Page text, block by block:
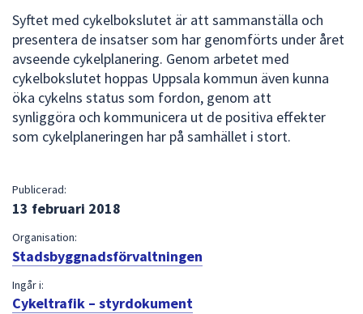
Syftet med cykelbokslutet är att sammanställa och
presentera de insatser som har genomförts under året
avseende cykelplanering. Genom arbetet med
cykelbokslutet hoppas Uppsala kommun även kunna
öka cykelns status som fordon, genom att
synliggöra och kommunicera ut de positiva effekter
som cykelplaneringen har på samhället i stort.
Publicerad:
13 februari 2018
Organisation:
Stadsbyggnadsförvaltningen
Ingår i:
Cykeltrafik – styrdokument